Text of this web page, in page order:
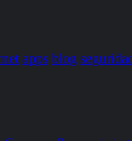
apps blog